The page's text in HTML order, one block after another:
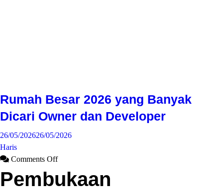
Rumah Besar 2026 yang Banyak
Dicari Owner dan Developer
26/05/202626/05/2026
Haris
Comments Off
Pembukaan